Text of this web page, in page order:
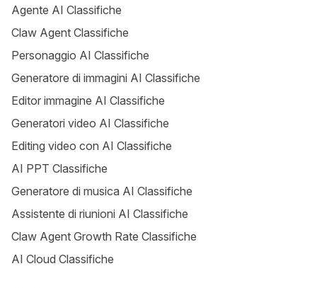
Agente AI Classifiche
Claw Agent Classifiche
Personaggio AI Classifiche
Generatore di immagini AI Classifiche
Editor immagine AI Classifiche
Generatori video AI Classifiche
Editing video con AI Classifiche
AI PPT Classifiche
Generatore di musica AI Classifiche
Assistente di riunioni AI Classifiche
Claw Agent Growth Rate Classifiche
AI Cloud Classifiche